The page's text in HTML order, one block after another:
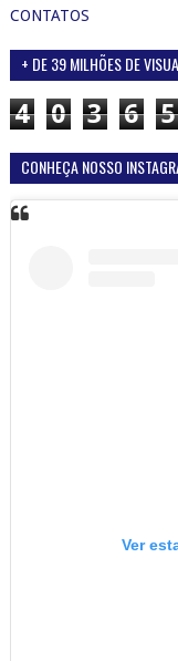
CONTATOS
+ DE 39 MILHÕES DE
4 0 3 6 5
CONHEÇA NOSSO
Ver